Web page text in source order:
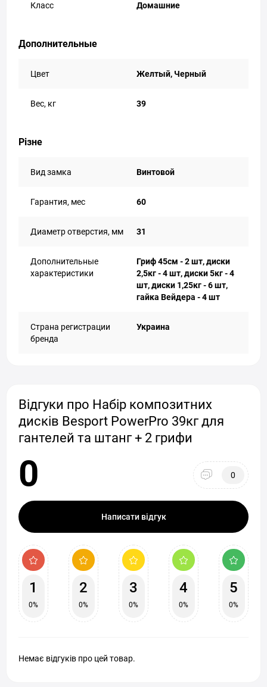
Класс Домашние
Дополнительные
Цвет Желтый, Черный
Вес, кг 39
Різне
Вид замка Винтовой
Гарантия, мес 60
Диаметр отверстия, мм 31
Дополнительные
характеристики
Гриф 45см - 2 шт, диски
2,5кг - 4 шт, диски 5кг - 4
шт, диски 1,25кг - 6 шт,
гайка Вейдера - 4 шт
Страна регистрации
бренда
Украина
Відгуки про Набір композитних
дисків Besport PowerPro 39кг для
гантелей та штанг + 2 грифи
0 0
Написати відгук
1
0%
2
0%
3
0%
4
0%
5
0%
Немає відгуків про цей товар.